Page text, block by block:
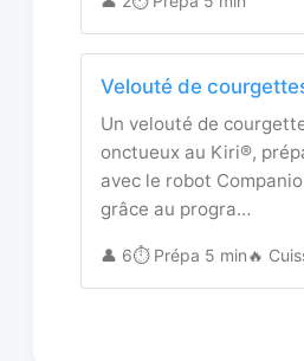
Velouté de
Un velouté de
onctueux au Kiri®,
avec le robot
grâce au progra…
👤 6⏱️ Prépa 5 min🔥